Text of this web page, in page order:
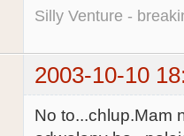
Silly Venture -
2003-10-10
No to...chlup.Mam